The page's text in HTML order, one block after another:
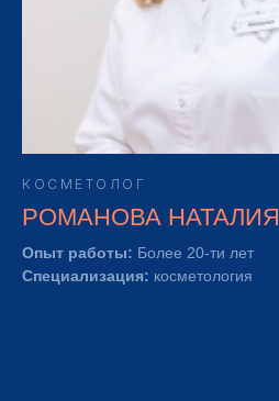
КОСМЕТОЛОГ
РОМАНОВА НАТАЛИЯ
Опыт работы: Более 20-ти лет
Специализация: косметология